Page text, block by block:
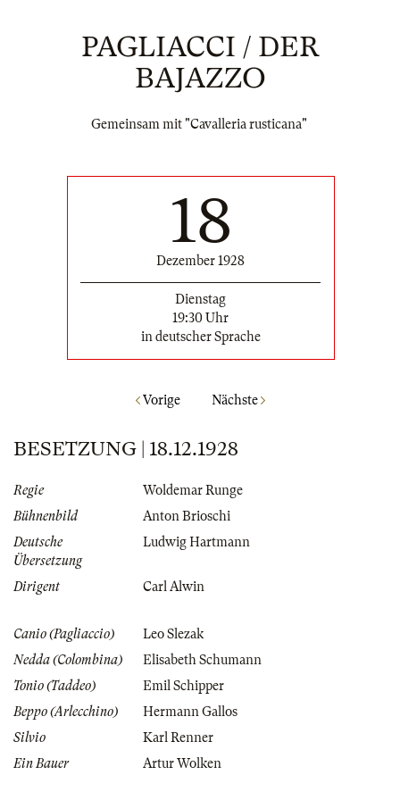
PAGLIACCI / DER
BAJAZZO
Gemeinsam mit "Cavalleria rusticana"
18
Dezember 1928
Dienstag
19:30 Uhr
in deutscher Sprache
Vorige Nächste
BESETZUNG | 18.12.1928
Regie
Woldemar Runge
Bühnenbild
Anton Brioschi
Deutsche
Übersetzung
Ludwig Hartmann
Dirigent Carl Alwin
Canio (Pagliaccio)
Leo Slezak
Nedda (Colombina)
Elisabeth Schumann
Tonio (Taddeo)
Emil Schipper
Beppo (Arlecchino)
Hermann Gallos
Silvio
Karl Renner
Ein Bauer
Artur Wolken